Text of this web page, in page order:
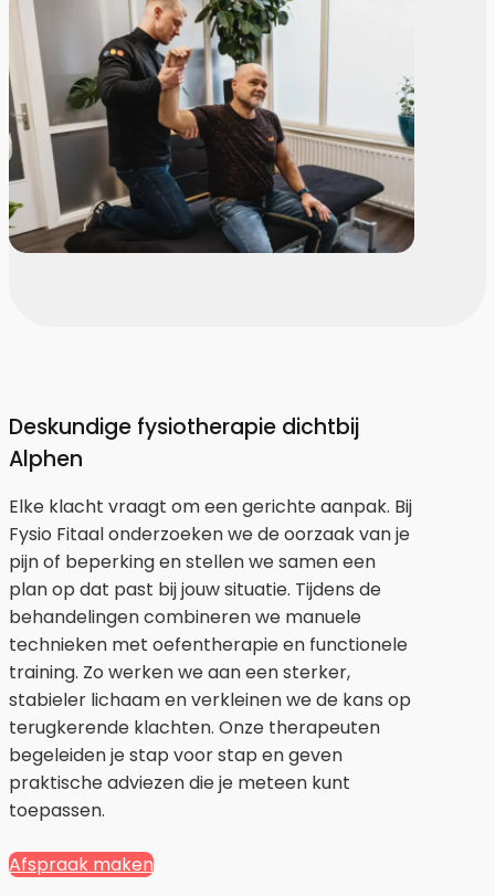
Deskundige fysiotherapie dichtbij
Alphen
Elke klacht vraagt om een gerichte aanpak. Bij
Fysio Fitaal onderzoeken we de oorzaak van je
pijn of beperking en stellen we samen een
plan op dat past bij jouw situatie. Tijdens de
behandelingen combineren we manuele
technieken met oefentherapie en functionele
training. Zo werken we aan een sterker,
stabieler lichaam en verkleinen we de kans op
terugkerende klachten. Onze therapeuten
begeleiden je stap voor stap en geven
praktische adviezen die je meteen kunt
toepassen.
Afspraak maken